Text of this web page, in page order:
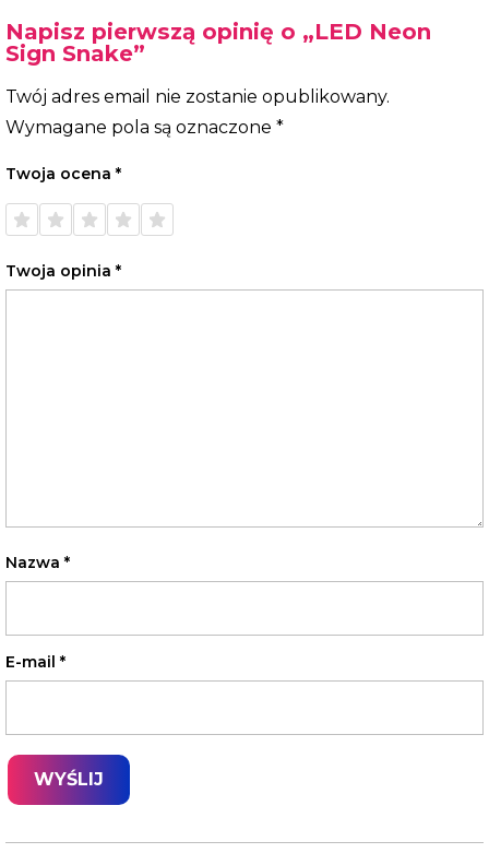
Napisz pierwszą opinię o „LED Neon
Sign Snake”
Twój adres email nie zostanie opublikowany.
Wymagane pola są oznaczone *
Twoja ocena *
1 z 5
gwiazdek
2 z 5
gwiazdek
3 z 5
gwiazdek
4 z 5
gwiazdek
5 z 5
gwiazdek
Twoja opinia *
Nazwa *
E-mail *